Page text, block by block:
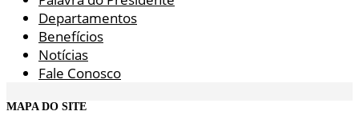
Departamentos
Benefícios
Notícias
Fale Conosco
MAPA DO SITE